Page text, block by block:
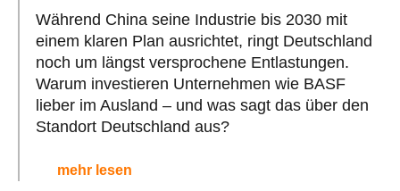
Während China seine Industrie bis 2030 mit
einem klaren Plan ausrichtet, ringt Deutschland
noch um längst versprochene Entlastungen.
Warum investieren Unternehmen wie BASF
lieber im Ausland – und was sagt das über den
Standort Deutschland aus?
mehr lesen